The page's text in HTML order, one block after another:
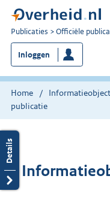
U
bent
nu
hier:
Publicaties Officiële
Inloggen
Home
publicatie